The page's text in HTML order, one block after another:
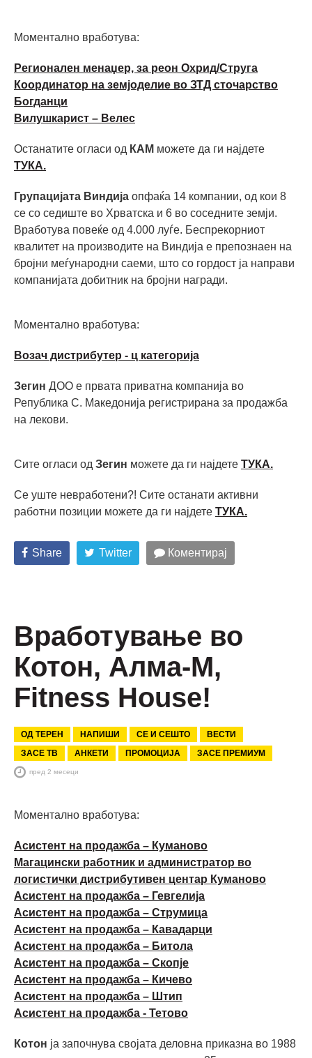
Моментално вработува:
Регионален менаџер, за реон Охрид/Струга
Координатор на земјоделие во ЗТД сточарство
Богданци
Вилушкарист – Велес
Останатите огласи од КАМ можете да ги најдете
ТУКА.
Групацијата Виндија опфаќа 14 компании, од кои 8
се со седиште во Хрватска и 6 во соседните земји.
Вработува повеќе од 4.000 луѓе. Беспрекорниот
квалитет на производите на Виндија е препознаен на
бројни меѓународни саеми, што со гордост ја направи
компанијата добитник на бројни награди.
Моментално вработува:
Возач дистрибутер - ц категорија
Зегин ДОО е првата приватна компанија во
Република С. Македонија регистрирана за продажба
на лекови.
Сите огласи од Зегин можете да ги најдете ТУКА.
Се уште невработени?! Сите останати активни
работни позиции можете да ги најдете ТУКА.
Share Twitter Коментирај
Вработување во
Котон, Алма-М,
Fitness House!
ОД ТЕРЕН НАПИШИ СЕ И СЕШТО
ВЕСТИ
ЗАСЕ ТВ
АНКЕТИ ПРОМОЦИЈА ЗАСЕ ПРЕМИУМ
пред 2 месеци
Моментално вработува:
Асистент на продажба – Куманово
Магацински работник и администратор во
логистички дистрибутивен центар Куманово
Асистент на продажба – Гевгелија
Асистент на продажба – Струмица
Асистент на продажба – Кавадарци
Асистент на продажба – Битола
Асистент на продажба – Скопје
Асистент на продажба – Кичево
Асистент на продажба – Штип
Асистент на продажба - Тетово
Котон ја започнува својата деловна приказна во 1988